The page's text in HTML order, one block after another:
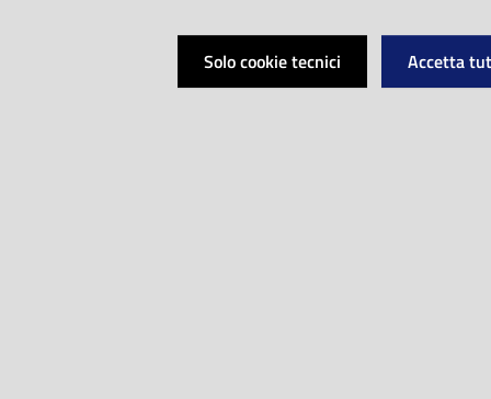
Oggi ti amo di
Solo cookie tecnici Accetta